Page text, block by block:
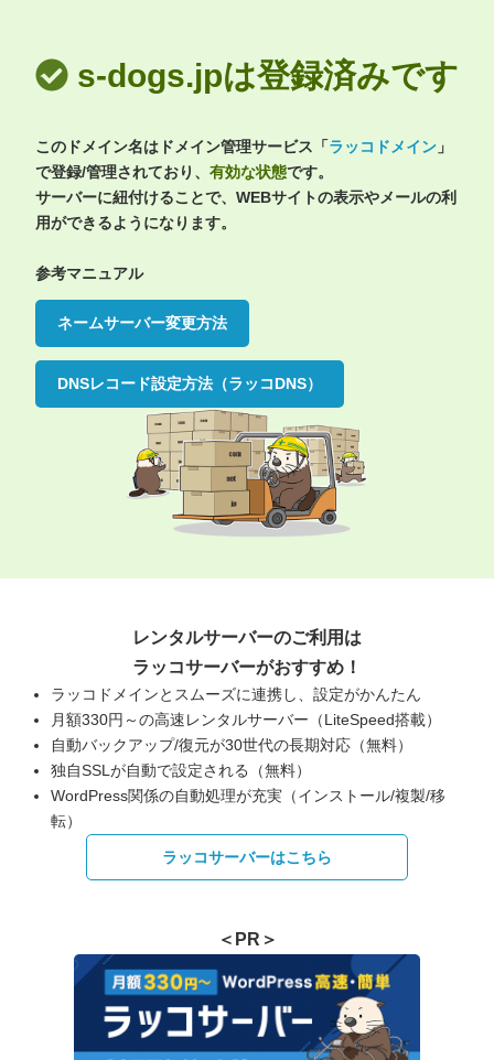
s-dogs.jpは登録済みです
このドメイン名はドメイン管理サービス「ラッコドメイン 」
で登録/管理されており、 有効な状態です。
サーバーに紐付けることで、WEBサイトの表示やメールの利
用ができるようになります。
参考マニュアル
ネームサーバー変更方法
DNSレコード設定方法（ラッコDNS）
レンタルサーバーのご利用は
ラッコサーバーがおすすめ！
ラッコドメインとスムーズに連携し、設定がかんたん
月額330円～の高速レンタルサーバー（LiteSpeed搭載）
自動バックアップ/復元が30世代の長期対応（無料）
独自SSLが自動で設定される（無料）
WordPress関係の自動処理が充実（インストール/複製/移
転）
ラッコサーバーはこちら
＜PR＞